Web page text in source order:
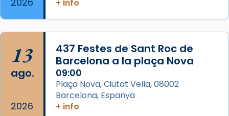
+ info
13
ago.
2026
437 Festes de Sant Roc de
Barcelona a la plaça Nova
09:00
Plaça Nova, Ciutat Vella, 08002
Barcelona, Espanya
+ info